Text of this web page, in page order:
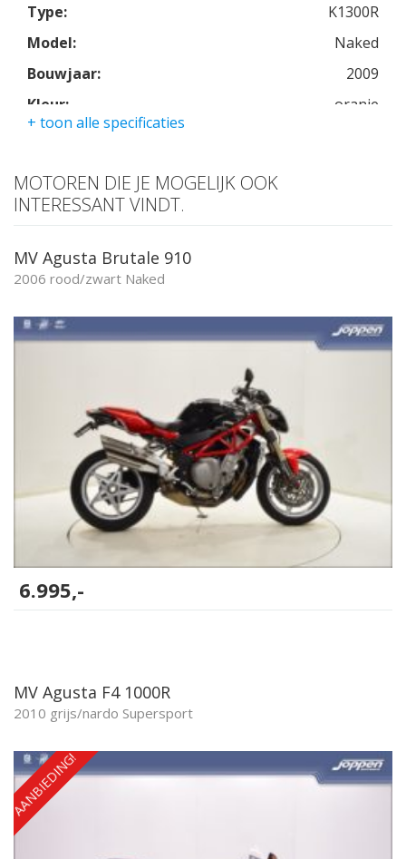
Type:
K1300R
Model:
Naked
Bouwjaar:
2009
Kleur:
oranje
Aantal CC:
Garantie:
3 maanden
+ toon alle specificaties
MOTOREN DIE JE MOGELIJK OOK
INTERESSANT VINDT.
MV Agusta Brutale 910
2006 rood/zwart Naked
6.995,-
MV Agusta F4 1000R
2010 grijs/nardo Supersport
AANBIEDING!